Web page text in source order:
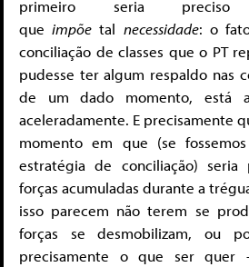
primeiro seria
queimpõe tal necessidade: o
conciliação de classes que o PT
pudesse ter algum respaldo nas
de um dado momento, está
aceleradamente. E precisamente
momento em que (se
estratégia de conciliação) seria
forças acumuladas durante a
isso parecem não terem se
forças se desmobilizam, ou
precisamente o que ser quer